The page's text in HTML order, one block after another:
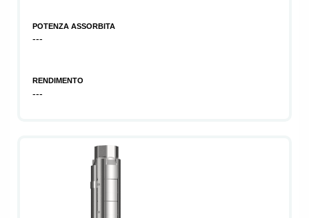
POTENZA ASSORBITA
---
RENDIMENTO
---